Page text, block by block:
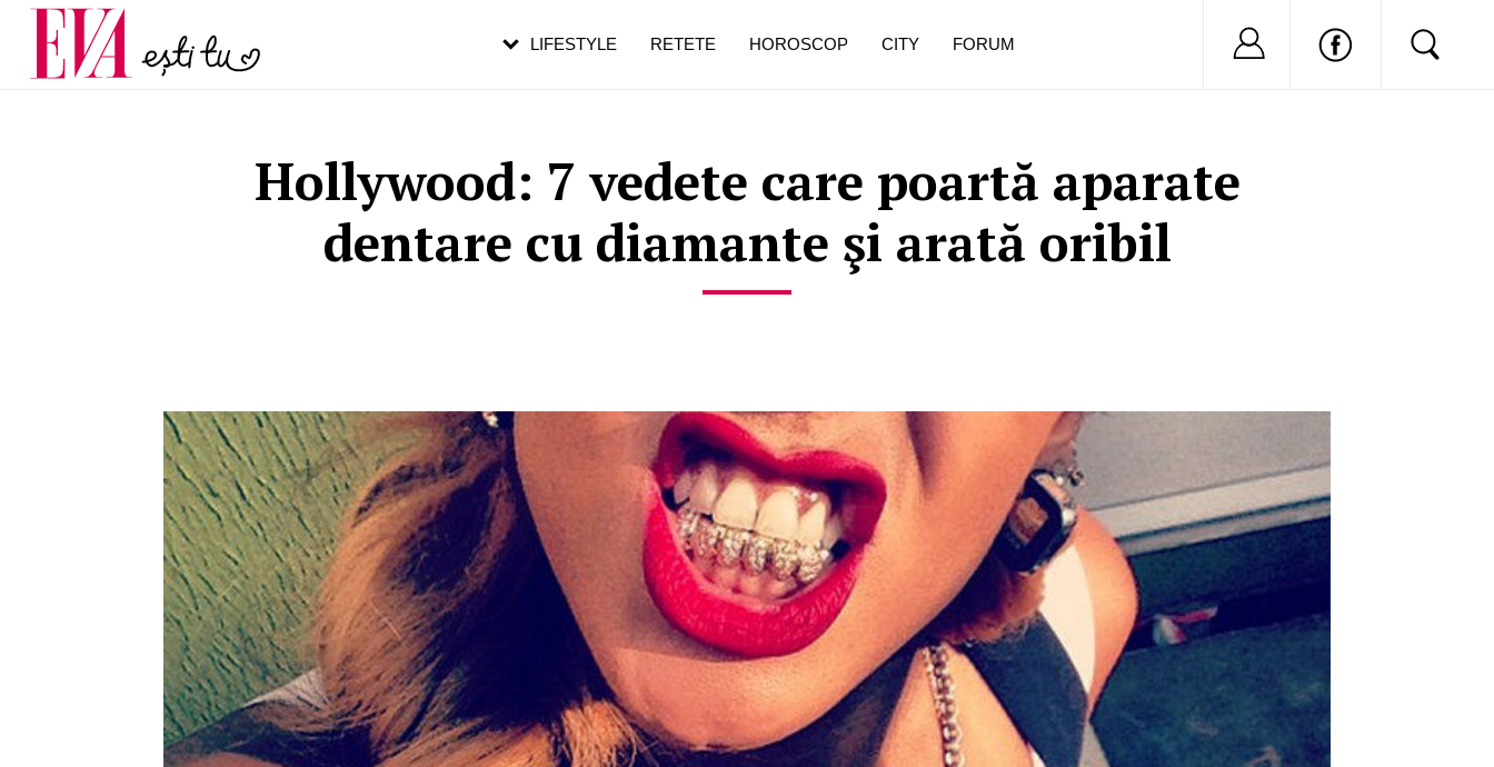
Hollywood: 7 vedete care poartă aparate
dentare cu diamante şi arată oribil
LIFESTYLE RETETE HOROSCOP CITY FORUM Nu ai cont?
Carieră
Actualitate
pe măsură ce înaintezi în vârstă
de dureroasă este investigația